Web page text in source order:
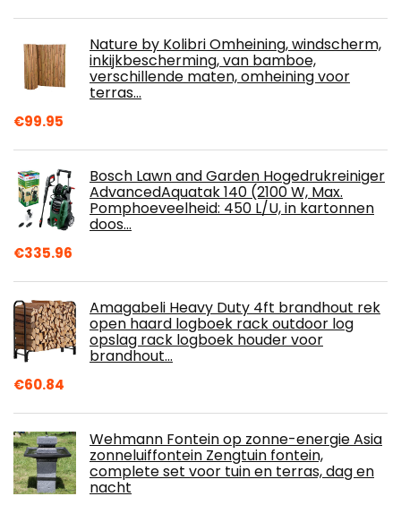
Nature by Kolibri Omheining, windscherm,
inkijkbescherming, van bamboe,
verschillende maten, omheining voor
terras…
€99.95
Bosch Lawn and Garden Hogedrukreiniger
AdvancedAquatak 140 (2100 W, Max.
Pomphoeveelheid: 450 L/U, in kartonnen
doos…
€335.96
Amagabeli Heavy Duty 4ft brandhout rek
open haard logboek rack outdoor log
opslag rack logboek houder voor
brandhout…
€60.84
Wehmann Fontein op zonne-energie Asia
zonneluiffontein Zengtuin fontein,
complete set voor tuin en terras, dag en
nacht